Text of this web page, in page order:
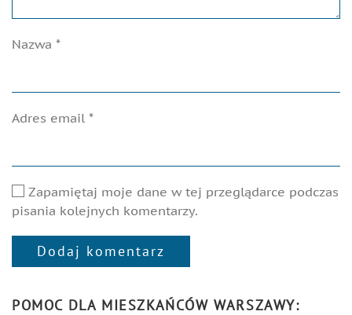
Nazwa *
Adres email *
Zapamiętaj moje dane w tej przeglądarce podczas
pisania kolejnych komentarzy.
Dodaj komentarz
POMOC DLA MIESZKAŃCÓW WARSZAWY: